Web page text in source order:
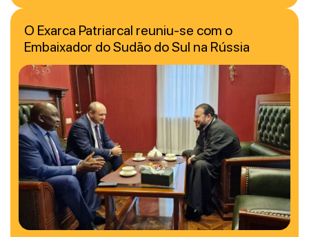
O Exarca Patriarcal reuniu-se com o
Embaixador do Sudão do Sul na Rússia